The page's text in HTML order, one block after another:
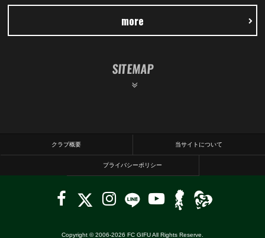
more
SITEMAP
クラブ概要 当サイトについて
プライバシーポリシー
Copyright © 2006-2026 FC GIFU All Rights Reserve.